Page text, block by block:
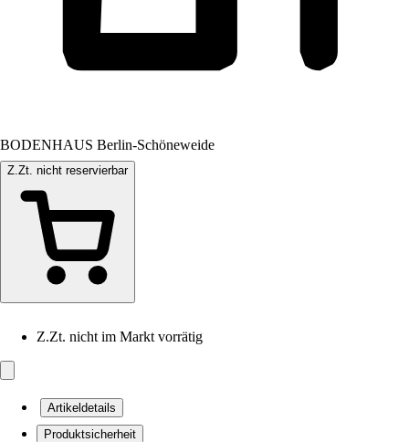
BODENHAUS Berlin-Schöneweide
Z.Zt. nicht reservierbar
Z.Zt. nicht im Markt vorrätig
Artikeldetails
Produktsicherheit